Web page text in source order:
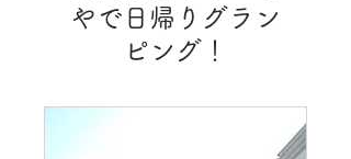
やで日帰りグラン
ピング！